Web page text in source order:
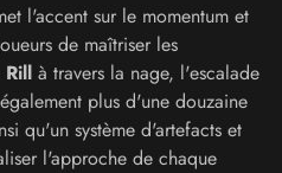
l'accent sur le momentum et
de maîtriser les
Rill à travers la nage, l'escalade
plus d'une douzaine
qu'un système d'artefacts et
l'approche de chaque